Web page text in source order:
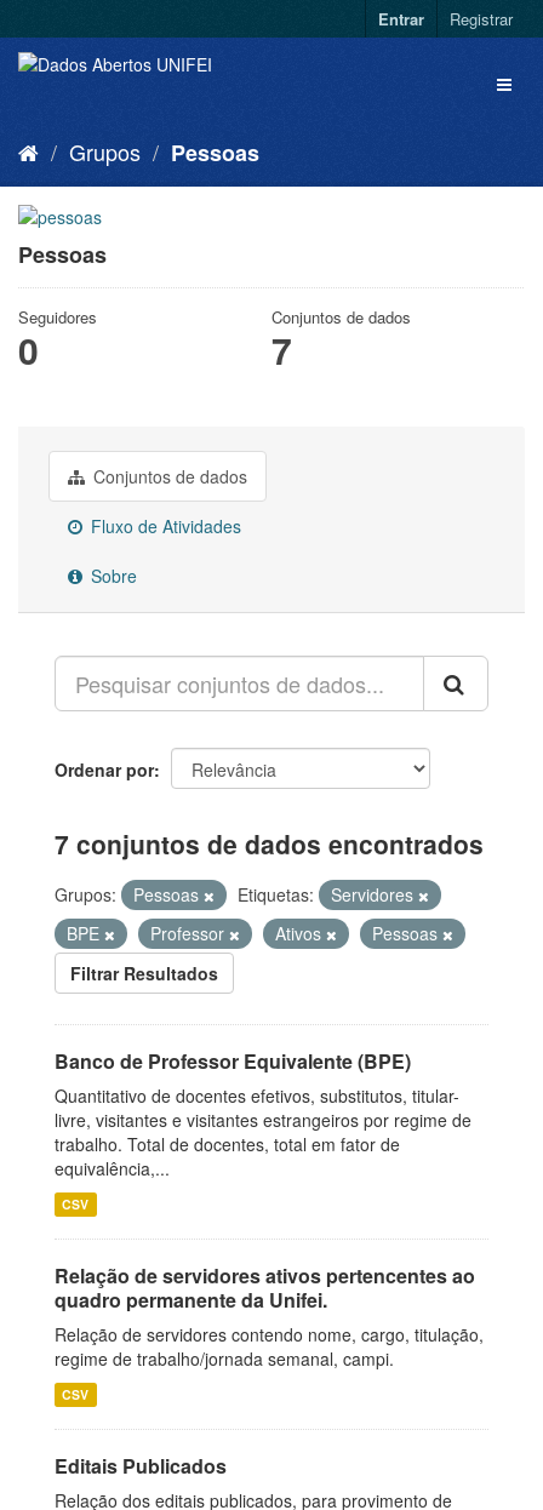
Entrar Registrar
Grupos Pessoas
Pessoas
Seguidores
0
Conjuntos de dados
7
Conjuntos de dados
Fluxo de Atividades
Sobre
Ordenar por
7 conjuntos de dados encontrados
Grupos: Pessoas Etiquetas:
Servidores
BPE
Professor Ativos
Pessoas
Filtrar Resultados
Banco de Professor Equivalente (BPE)
Quantitativo de docentes efetivos, substitutos, titular-
livre, visitantes e visitantes estrangeiros por regime de
trabalho. Total de docentes, total em fator de
equivalência,...
CSV
Relação de servidores ativos pertencentes ao
quadro permanente da Unifei.
Relação de servidores contendo nome, cargo, titulação,
regime de trabalho/jornada semanal, campi.
CSV
Editais Publicados
Relação dos editais publicados, para provimento de